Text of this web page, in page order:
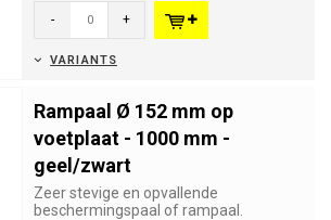
- +
VARIANTS
Rampaal Ø 152 mm op
voetplaat - 1000 mm -
geel/zwart
Zeer stevige en opvallende
beschermingspaal of rampaal.